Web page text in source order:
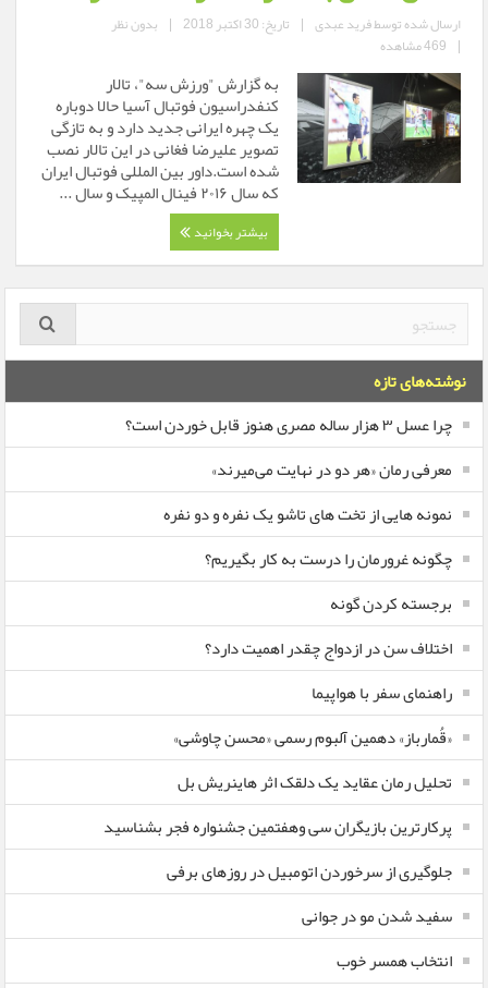
ارسال شده توسطفرید عبدی | تاریخ: 30 اکتبر 2018 | بدون نظر
| 469 مشاهده
به گزارش "ورزش سه"، تالار
کنفدراسیون فوتبال آسیا حالا دوباره
یک چهره ایرانی جدید دارد و به تازگی
تصویر علیرضا فغانی در این تالار نصب
شده است.داور بین المللی فوتبال ایران
که سال ۲۰۱۶ فینال المپیک و سال ...
بیشتر بخوانید
نوشته‌های تازه
چرا عسل ۳ هزار ساله‌ مصری هنوز قابل خوردن است؟
معرفی رمان «هر دو در نهایت می‌میرند»
نمونه هایی از تخت های تاشو یک نفره و دو نفره
چگونه غرورمان را درست به کار بگیریم؟
برجسته کردن گونه
اختلاف سن در ازدواج چقدر اهمیت دارد؟
راهنمای سفر با هواپیما
«قُمارباز» دهمین آلبوم رسمی «محسن چاوشی»
تحلیل رمان عقاید یک دلقک اثر هاینریش بل
پرکارترین بازیگران سی وهفتمین جشنواره فجر بشناسید
جلوگیری از سرخوردن اتومبیل در روزهای برفی
سفید شدن مو در جوانی
انتخاب همسر خوب